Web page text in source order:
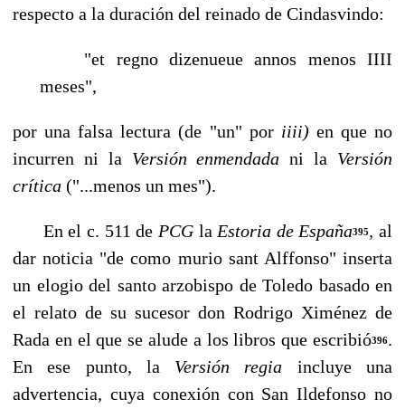
respecto a la duración del reinado de Cindasvindo:
"et regno dizenueue annos menos IIII
meses",
por una falsa lectura (de "un" por iiii) en que no
incurren ni la Versión enmendadani la Versión
crítica ("...menos un mes").
En el c. 511 de PCG la Estoria de España395, al
dar noticia "de como murio sant Alffonso" inserta
un elogio del santo arzobispo de Toledo basado en
el relato de su suce­sor don Rodrigo Ximénez de
Rada en el que se alude a los libros que escribió396.
En ese punto, la Versión regia incluye una
advertencia, cuya conexión con San Ildefonso no